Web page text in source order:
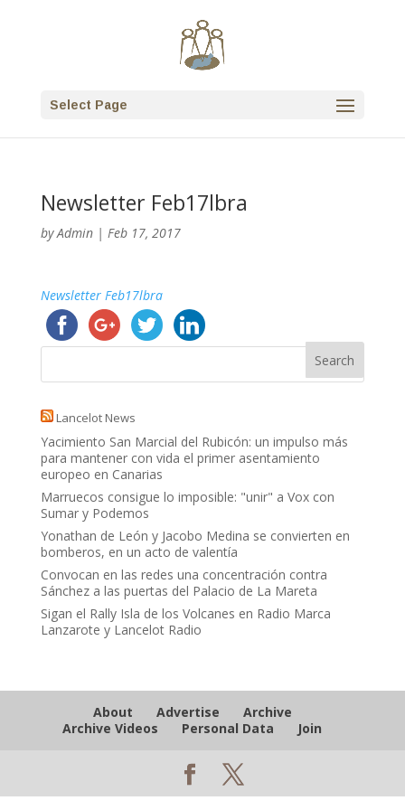
Select Page
Newsletter Feb17lbra
byAdmin| Feb 17, 2017
Newsletter Feb17lbra
Lancelot News
Yacimiento San Marcial del Rubicón: un impulso más
para mantener con vida el primer asentamiento
europeo en Canarias
Marruecos consigue lo imposible: "unir" a Vox con
Sumar y Podemos
Yonathan de León y Jacobo Medina se convierten en
bomberos, en un acto de valentía
Convocan en las redes una concentración contra
Sánchez a las puertas del Palacio de La Mareta
Sigan el Rally Isla de los Volcanes en Radio Marca
Lanzarote y Lancelot Radio
About Advertise
Archive
Archive Videos
Personal Data Join